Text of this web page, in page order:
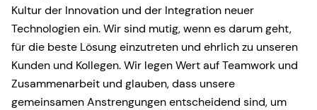
Kultur der Innovation und der Integration neuer
Technologien ein. Wir sind mutig, wenn es darum geht,
für die beste Lösung einzutreten und ehrlich zu unseren
Kunden und Kollegen. Wir legen Wert auf Teamwork und
Zusammenarbeit und glauben, dass unsere
gemeinsamen Anstrengungen entscheidend sind, um